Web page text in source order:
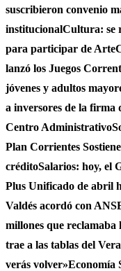
suscribieron convenio
institucionalCultura: se
para participar de
lanzó los Juegos
jóvenes y adultos
a inversores de la firma
Centro Administrativo
Plan Corrientes
créditoSalarios: hoy, el
Plus Unificado de abril
Valdés acordó con
millones que reclamaba
trae a las tablas del
verás volver»Economía